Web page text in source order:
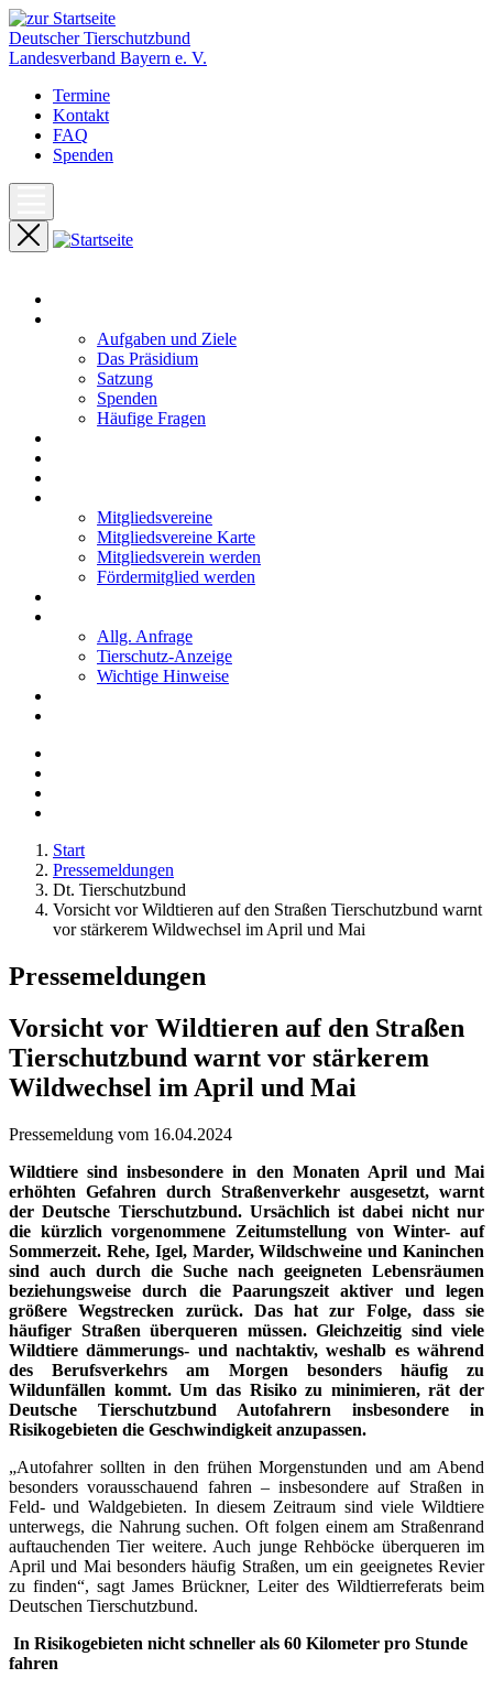
Deutscher Tierschutzbund
Landesverband Bayern e. V.
Termine
Kontakt
FAQ
Spenden
Aufgaben und Ziele
Das Präsidium
Satzung
Spenden
Häufige Fragen
Mitgliedsvereine
Mitgliedsvereine Karte
Mitgliedsverein werden
Fördermitglied werden
Allg. Anfrage
Tierschutz-Anzeige
Wichtige Hinweise
Start
Pressemeldungen
Dt. Tierschutzbund
Vorsicht vor Wildtieren auf den Straßen Tierschutzbund warnt
vor stärkerem Wildwechsel im April und Mai
Pressemeldungen
Vorsicht vor Wildtieren auf den Straßen
Tierschutzbund warnt vor stärkerem
Wildwechsel im April und Mai
Pressemeldung vom 16.04.2024
Wildtiere sind insbesondere in den Monaten April und Mai
erhöhten Gefahren durch Straßenverkehr ausgesetzt, warnt
der Deutsche Tierschutzbund. Ursächlich ist dabei nicht nur
die kürzlich vorgenommene Zeitumstellung von Winter- auf
Sommerzeit. Rehe, Igel, Marder, Wildschweine und Kaninchen
sind auch durch die Suche nach geeigneten Lebensräumen
beziehungsweise durch die Paarungszeit aktiver und legen
größere Wegstrecken zurück. Das hat zur Folge, dass sie
häufiger Straßen überqueren müssen. Gleichzeitig sind viele
Wildtiere dämmerungs- und nachtaktiv, weshalb es während
des Berufsverkehrs am Morgen besonders häufig zu
Wildunfällen kommt. Um das Risiko zu minimieren, rät der
Deutsche Tierschutzbund Autofahrern insbesondere in
Risikogebieten die Geschwindigkeit anzupassen.
„Autofahrer sollten in den frühen Morgenstunden und am Abend
besonders vorausschauend fahren – insbesondere auf Straßen in
Feld- und Waldgebieten. In diesem Zeitraum sind viele Wildtiere
unterwegs, die Nahrung suchen. Oft folgen einem am Straßenrand
auftauchenden Tier weitere. Auch junge Rehböcke überqueren im
April und Mai besonders häufig Straßen, um ein geeignetes Revier
zu finden“, sagt James Brückner, Leiter des Wildtierreferats beim
Deutschen Tierschutzbund.
In Risikogebieten nicht schneller als 60 Kilometer pro Stunde
fahren